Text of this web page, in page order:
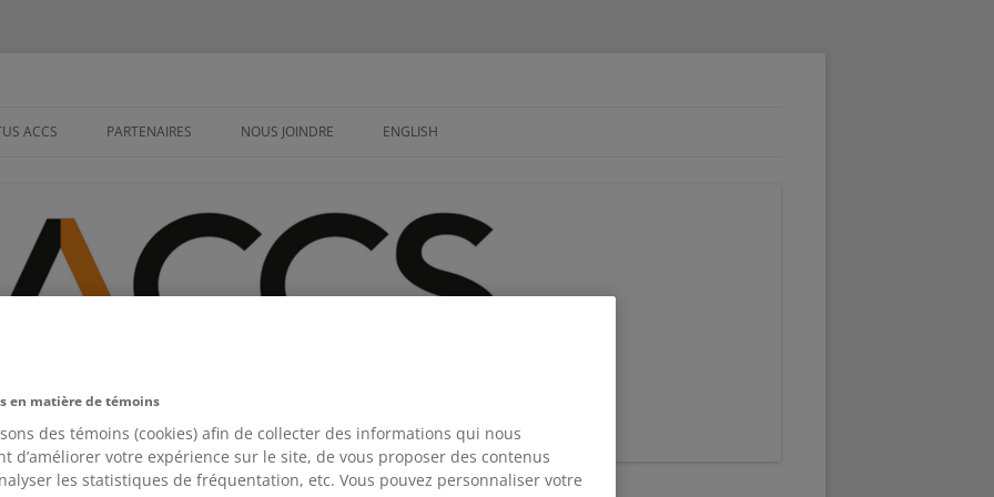
SCIENTIFIQUE
D’ADMINISTRATION
ACCS PARTENAIRES NOUS JOINDRE ENGLISH
en matière de témoins
des témoins (cookies) afin de collecter des informations qui nous
d’améliorer votre expérience sur le site, de vous proposer des contenus
les statistiques de fréquentation, etc. Vous pouvez personnaliser votre